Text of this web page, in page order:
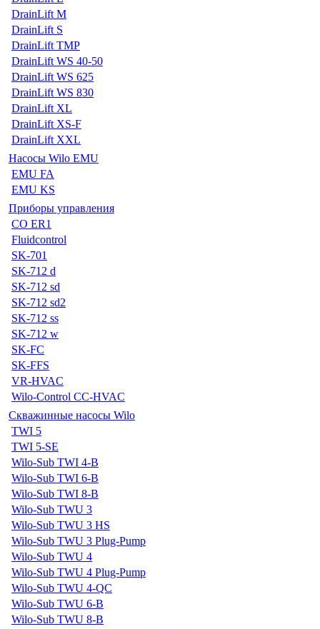
DrainLift M
DrainLift S
DrainLift TMP
DrainLift WS 40-50
DrainLift WS 625
DrainLift WS 830
DrainLift XL
DrainLift XS-F
DrainLift XXL
Насосы Wilo EMU
EMU FA
EMU KS
Приборы управления
CO ER1
Fluidcontrol
SK-701
SK-712 d
SK-712 sd
SK-712 sd2
SK-712 ss
SK-712 w
SK-FC
SK-FFS
VR-HVAC
Wilo-Control CC-HVAC
Скважинные насосы Wilo
TWI 5
TWI 5-SE
Wilo-Sub TWI 4-B
Wilo-Sub TWI 6-B
Wilo-Sub TWI 8-B
Wilo-Sub TWU 3
Wilo-Sub TWU 3 HS
Wilo-Sub TWU 3 Plug-Pump
Wilo-Sub TWU 4
Wilo-Sub TWU 4 Plug-Pump
Wilo-Sub TWU 4-QC
Wilo-Sub TWU 6-B
Wilo-Sub TWU 8-B